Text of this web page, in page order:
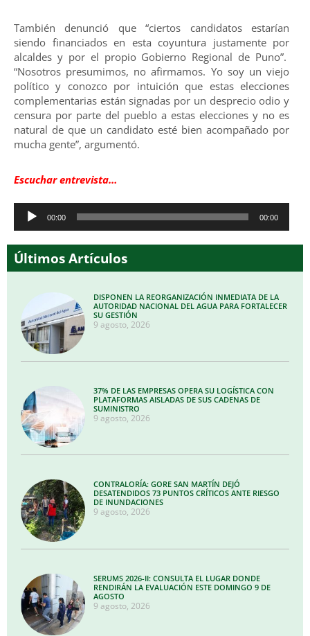
También denunció que “ciertos candidatos estarían
siendo financiados en esta coyuntura justamente por
alcaldes y por el propio Gobierno Regional de Puno”.
“Nosotros presumimos, no afirmamos. Yo soy un viejo
político y conozco por intuición que estas elecciones
complementarias están signadas por un desprecio odio y
censura por parte del pueblo a estas elecciones y no es
natural de que un candidato esté bien acompañado por
mucha gente”, argumentó.
Escuchar entrevista…
Reproductor
00:00 00:00
Últimos Artículos
DISPONEN LA REORGANIZACIÓN INMEDIATA DE LA
AUTORIDAD NACIONAL DEL AGUA PARA FORTALECER
SU GESTIÓN
9 agosto, 2026
37% DE LAS EMPRESAS OPERA SU LOGÍSTICA CON
PLATAFORMAS AISLADAS DE SUS CADENAS DE
SUMINISTRO
9 agosto, 2026
CONTRALORÍA: GORE SAN MARTÍN DEJÓ
DESATENDIDOS 73 PUNTOS CRÍTICOS ANTE RIESGO
DE INUNDACIONES
9 agosto, 2026
SERUMS 2026-II: CONSULTA EL LUGAR DONDE
RENDIRÁN LA EVALUACIÓN ESTE DOMINGO 9 DE
AGOSTO
9 agosto, 2026